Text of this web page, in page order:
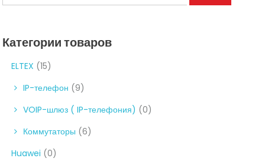
Категории товаров
ELTEX (15)
IP-телефон (9)
VOIP-шлюз ( IP-телефония) (0)
Коммутаторы (6)
Huawei (0)